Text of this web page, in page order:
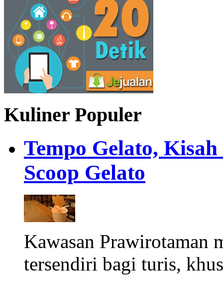
Kuliner Populer
Tempo Gelato,
Scoop Gelato
Kawasan Prawirotaman
tersendiri bagi turis,